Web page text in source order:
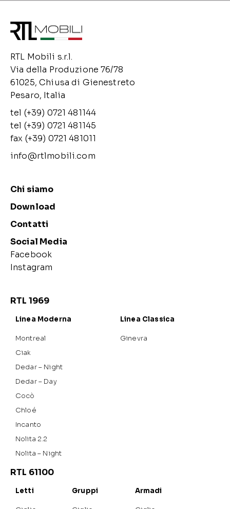
RTL Mobili s.r.l.
Via della Produzione 76/78
61025, Chiusa di Gienestreto
Pesaro, Italia
tel (+39) 0721 481144
tel (+39) 0721 481145
fax (+39) 0721 481011
info@rtlmobili.com
Chi siamo
Download
Contatti
Social Media
Facebook
Instagram
RTL 1969
Linea Moderna
Montreal
Ciak
Dedar – Night
Dedar – Day
Cocò
Chloé
Incanto
Nolita 2.2
Nolita – Night
Linea Classica
Ginevra
RTL 61100
Letti Gruppi Armadi